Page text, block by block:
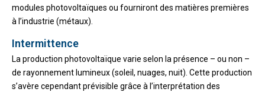
modules photovoltaïques ou fourniront des matières premières
à l’industrie (métaux).
Intermittence
La production photovoltaïque varie selon la présence – ou non –
de rayonnement lumineux (soleil, nuages, nuit). Cette production
s’avère cependant prévisible grâce à l’interprétation des